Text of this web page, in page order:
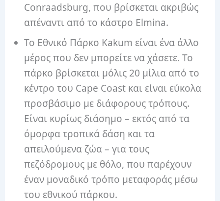
Conraadsburg, που βρίσκεται ακριβώς
απέναντι από το κάστρο Elmina.
Το Εθνικό Πάρκο Kakum είναι ένα άλλο
μέρος που δεν μπορείτε να χάσετε. Το
πάρκο βρίσκεται μόλις 20 μίλια από το
κέντρο του Cape Coast και είναι εύκολα
προσβάσιμο με διάφορους τρόπους.
Είναι κυρίως διάσημο – εκτός από τα
όμορφα τροπικά δάση και τα
απειλούμενα ζώα – για τους
πεζόδρομους με θόλο, που παρέχουν
έναν μοναδικό τρόπο μεταφοράς μέσω
του εθνικού πάρκου.